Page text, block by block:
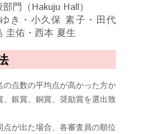
門（Hakuju Hall）
き・小久保 素子・田代
圭佑・西本 夏生
の点数の平均点が高かった方か
、銀賞、銅賞、奨励賞を選出致
点が出た場合、各審査員の順位